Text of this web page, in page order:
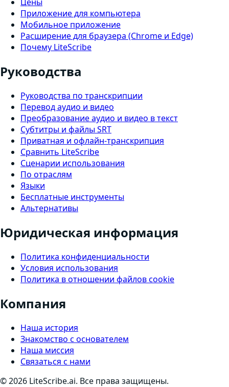
Приложение для компьютера
Мобильное приложение
Расширение для браузера (Chrome и Edge)
Почему LiteScribe
Руководства
Руководства по транскрипции
Перевод аудио и видео
Преобразование аудио и видео в текст
Субтитры и файлы SRT
Приватная и офлайн-транскрипция
Сравнить LiteScribe
Сценарии использования
По отраслям
Языки
Бесплатные инструменты
Альтернативы
Юридическая информация
Политика конфиденциальности
Условия использования
Политика в отношении файлов cookie
Компания
Наша история
Знакомство с основателем
Наша миссия
Связаться с нами
©2026 LiteScribe.ai. Все права защищены.